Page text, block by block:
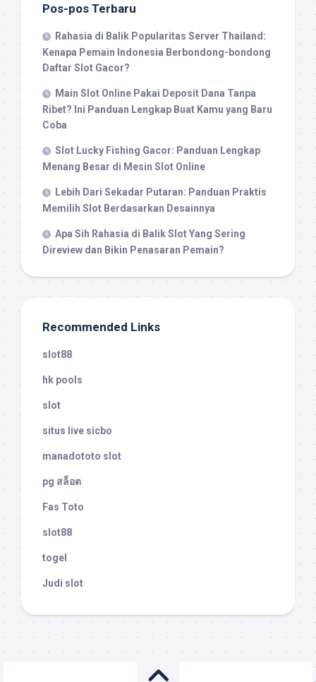
Pos-pos Terbaru
Rahasia di Balik Popularitas Server Thailand:
Kenapa Pemain Indonesia Berbondong-bondong
Daftar Slot Gacor?
Main Slot Online Pakai Deposit Dana Tanpa
Ribet? Ini Panduan Lengkap Buat Kamu yang Baru
Coba
Slot Lucky Fishing Gacor: Panduan Lengkap
Menang Besar di Mesin Slot Online
Lebih Dari Sekadar Putaran: Panduan Praktis
Memilih Slot Berdasarkan Desainnya
Apa Sih Rahasia di Balik Slot Yang Sering
Direview dan Bikin Penasaran Pemain?
Recommended Links
slot88
hk pools
slot
situs live sicbo
manadototo slot
pg สล็อต
Fas Toto
slot88
togel
Judi slot